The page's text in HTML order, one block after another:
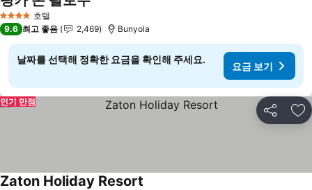
4 성급 호텔
9.6 최고 좋음 2,469 Bunyola
날짜를 선택해 정확한 요금을 확인해 주세요.
요금 보기
공유 즐
인기 만점
Zaton Holiday Resort